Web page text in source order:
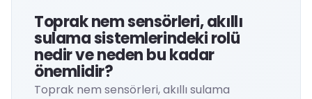
Toprak nem sensörleri, akıllı
sulama sistemlerindeki rolü
nedir ve neden bu kadar
önemlidir?
Toprak nem sensörleri, akıllı sulama